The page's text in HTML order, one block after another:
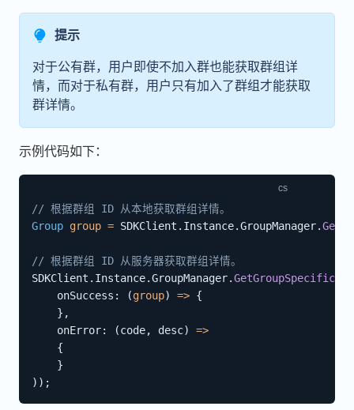
提示
对于公有群，用户即使不加入群也能获取群组详
情，而对于私有群，用户只有加入了群组才能获取
群详情。
示例代码如下：
// 根据群组 ID 从本地获取群组详情。
Group group = SDKClient . Instance.GroupManager.
// 根据群组 ID 从服务器获取群组详情。
SDKClient . Instance.GroupManager.
onSuccess : (group) => {
} ,
onError: (code, desc)
=>
{
}
) ) ;